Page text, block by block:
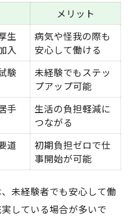
メリット
生
入
病気や怪我の際も
安心して働ける
験
未経験でもステッ
プアップ可能
手
生活の負担軽減に
つながる
道
初期負担ゼロで仕
事開始が可能
未経験者でも安心して働
している場合が多いで